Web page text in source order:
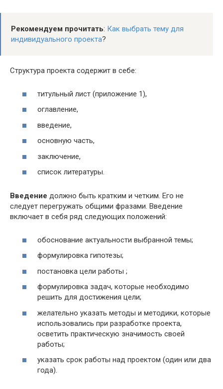
Рекомендуем прочитать: Как выбрать тему для
индивидуального проекта?
Структура проекта содержит в себе:
титульный лист (приложение 1),
оглавление,
введение,
основную часть,
заключение,
список литературы.
Введение должно быть кратким и четким. Его не
следует перегружать общими фразами. Введение
включает в себя ряд следующих положений:
обоснование актуальности выбранной темы;
формулировка гипотезы;
постановка цели работы ;
формулировка задач, которые необходимо
решить для достижения цели;
желательно указать методы и методики, которые
использовались при разработке проекта,
осветить практическую значимость своей
работы;
указать срок работы над проектом (один или два
года).